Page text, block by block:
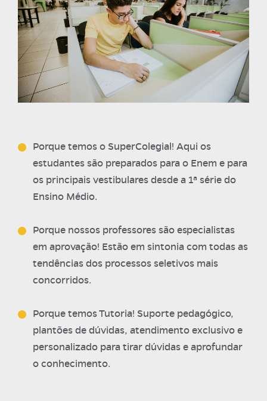
Porque temos o SuperColegial! Aqui os
estudantes são preparados para o Enem e para
os principais vestibulares desde a 1ª série do
Ensino Médio.
Porque nossos professores são especialistas
em aprovação! Estão em sintonia com todas as
tendências dos processos seletivos mais
concorridos.
Porque temos Tutoria! Suporte pedagógico,
plantões de dúvidas, atendimento exclusivo e
personalizado para tirar dúvidas e aprofundar
o conhecimento.